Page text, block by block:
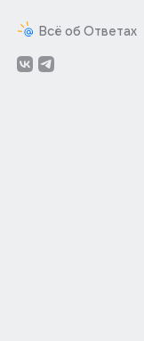
Всё об Ответах